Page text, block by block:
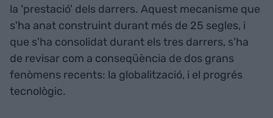
la 'prestació' dels darrers. Aquest mecanisme que
s'ha anat construint durant més de 25 segles, i
que s'ha consolidat durant els tres darrers, s'ha
de revisar com a conseqüència de dos grans
fenòmens recents: la globalització, i el progrés
tecnològic.